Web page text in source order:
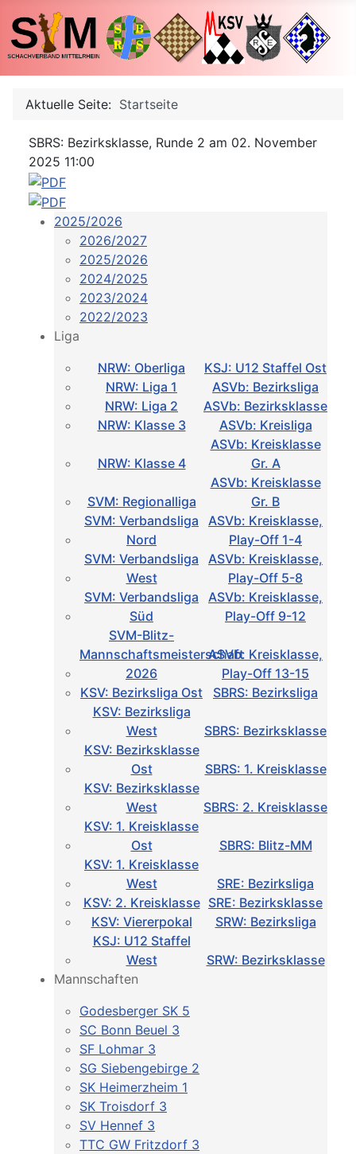
Aktuelle Seite: Startseite
SBRS: Bezirksklasse, Runde 2 am 02. November
2025 11:00
2025/2026
2026/2027
2025/2026
2024/2025
2023/2024
2022/2023
Liga
NRW: Oberliga
KSJ: U12 Staffel Ost
NRW: Liga 1
ASVb: Bezirksliga
NRW: Liga 2
ASVb: Bezirksklasse
NRW: Klasse 3
ASVb: Kreisliga
NRW: Klasse 4
ASVb: Kreisklasse
Gr. A
SVM: Regionalliga
ASVb: Kreisklasse
Gr. B
SVM: Verbandsliga
Nord
ASVb: Kreisklasse,
Play-Off 1-4
SVM: Verbandsliga
West
ASVb: Kreisklasse,
Play-Off 5-8
SVM: Verbandsliga
Süd
ASVb: Kreisklasse,
Play-Off 9-12
SVM-Blitz-
Mannschaftsmeisterschaft
2026
ASVb: Kreisklasse,
Play-Off 13-15
KSV: Bezirksliga Ost
SBRS: Bezirksliga
KSV: Bezirksliga
West
SBRS: Bezirksklasse
KSV: Bezirksklasse
Ost
SBRS: 1. Kreisklasse
KSV: Bezirksklasse
West
SBRS: 2. Kreisklasse
KSV: 1. Kreisklasse
Ost
SBRS: Blitz-MM
KSV: 1. Kreisklasse
West
SRE: Bezirksliga
KSV: 2. Kreisklasse SRE: Bezirksklasse
KSV: Viererpokal
SRW: Bezirksliga
KSJ: U12 Staffel
West
SRW: Bezirksklasse
Mannschaften
Godesberger SK 5
SC Bonn Beuel 3
SF Lohmar 3
SG Siebengebirge 2
SK Heimerzheim 1
SK Troisdorf 3
SV Hennef 3
TTC GW Fritzdorf 3